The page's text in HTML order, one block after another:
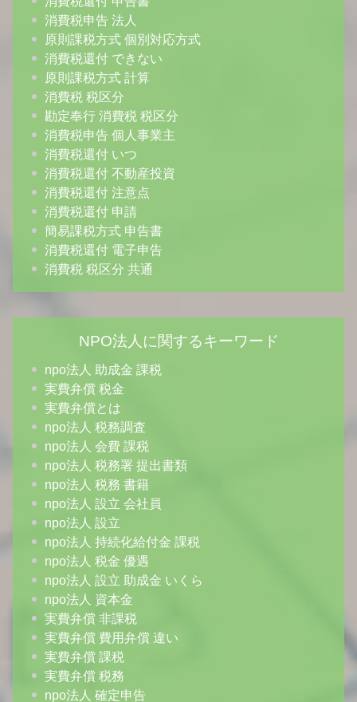
消費税申告 法人
原則課税方式 個別対応方式
消費税還付 できない
原則課税方式 計算
消費税 税区分
勘定奉行 消費税 税区分
消費税申告 個人事業主
消費税還付 いつ
消費税還付 不動産投資
消費税還付 注意点
消費税還付 申請
簡易課税方式 申告書
消費税還付 電子申告
消費税 税区分 共通
NPO法人に関するキーワード
npo法人 助成金 課税
実費弁償 税金
実費弁償とは
npo法人 税務調査
npo法人 会費 課税
npo法人 税務署 提出書類
npo法人 税務 書籍
npo法人 設立 会社員
npo法人 設立
npo法人 持続化給付金 課税
npo法人 税金 優遇
npo法人 設立 助成金 いくら
npo法人 資本金
実費弁償 非課税
実費弁償 費用弁償 違い
実費弁償 課税
実費弁償 税務
npo法人 確定申告